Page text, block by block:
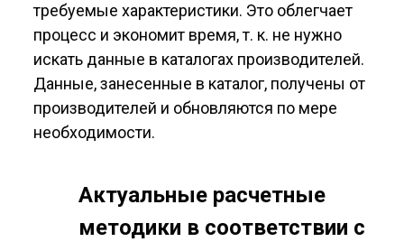
требуемые характеристики. Это облегчает
процесс и экономит время, т. к. не нужно
искать данные в каталогах производителей.
Данные, занесенные в каталог, получены от
производителей и обновляются по мере
необходимости.
Актуальные расчетные
методики в соответствии с